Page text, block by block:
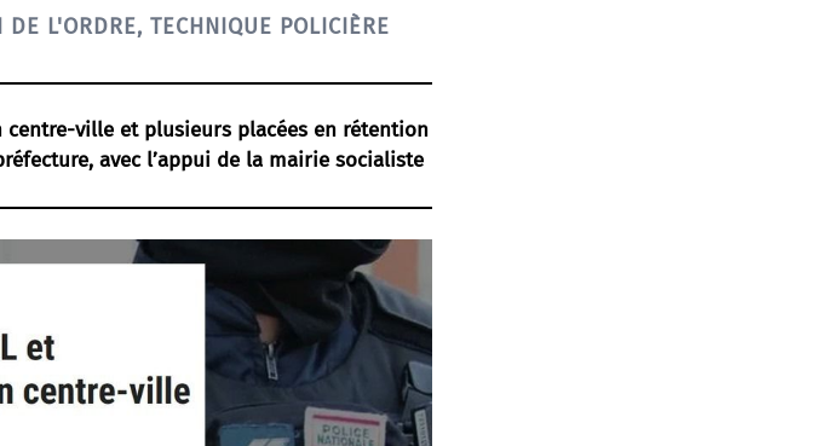
DE L'ORDRE, TECHNIQUE POLICIÈRE
centre-ville et plusieurs placées en rétention
avec l’appui de la mairie socialiste